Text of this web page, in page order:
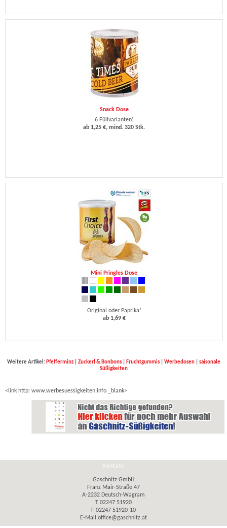
Snack Dose
6 Füllvarianten!
ab 1,25 €, mind. 320 Stk.
Mini Pringles Dose
Original oder Paprika!
ab 1,69 €
Weitere Artikel: Pfefferminz| Zuckerl & Bonbons| Fruchtgummis| Werbedosen| saisonale
Süßigkeiten
<link http: www.werbesuessigkeiten.info _blank>
Kontakt
Gaschnitz GmbH
Franz Mair-Straße 47
A-2232 Deutsch-Wagram
T 02247 51920
F 02247 51920-10
E-Mail office@gaschnitz.at